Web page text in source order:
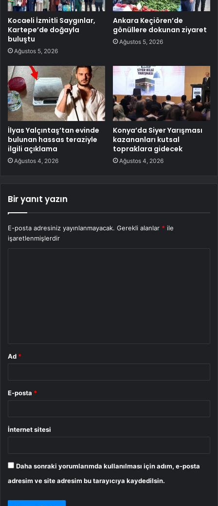
Kocaeli İzmitli Saygınlar,
Kartepe’de doğayla
buluştu
Ağustos 5, 2026
Ankara Keçiören’de
gönüllere dokunan ziyaret
Ağustos 5, 2026
İlyas Yalçıntaş’tan evinde
bulunan hassas teraziyle
ilgili açıklama
Ağustos 4, 2026
Konya’da Siyer Yarışması
kazananları kutsal
topraklara gidecek
Ağustos 4, 2026
Bir yanıt yazın
E-posta adresiniz yayınlanmayacak. Gerekli alanlar * ile
işaretlenmişlerdir
Ad *
E-posta *
İnternet sitesi
Daha sonraki yorumlarımda kullanılması için adım, e-posta
adresim ve site adresim bu tarayıcıya kaydedilsin.